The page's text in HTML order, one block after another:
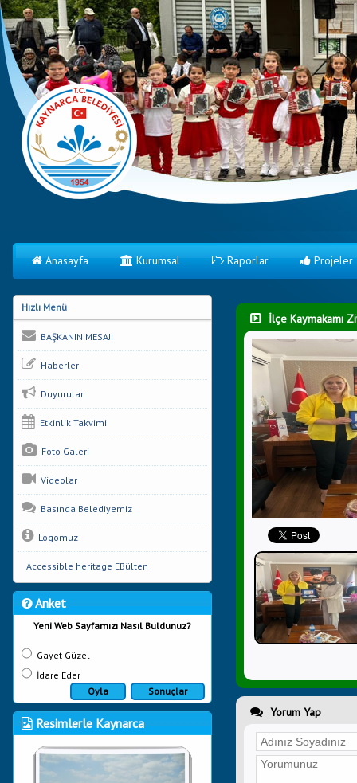
Anasayfa Kurumsal Raporlar Projeler
Hızlı Menü
BAŞKANIN MESAJI
Haberler
Duyurular
Etkinlik Takvimi
Foto Galeri
Videolar
Basında Belediyemiz
Logomuz
Accessible heritage EBülten
Anket
Yeni Web Sayfamızı Nasıl Buldunuz?
Gayet Güzel
İdare Eder
Sonuçlar
Oyla
Resimlerle Kaynarca
İlçe Kaymakamı
Yorum Yap